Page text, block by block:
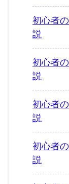
初心者
説
初心者
説
初心者
説
初心者
説